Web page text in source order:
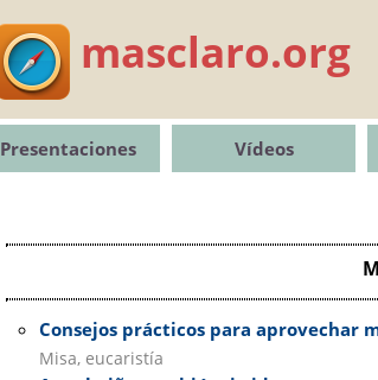
masclaro.org
Presentaciones Vídeos
Consejos prácticos para aprovechar
Misa, eucaristía